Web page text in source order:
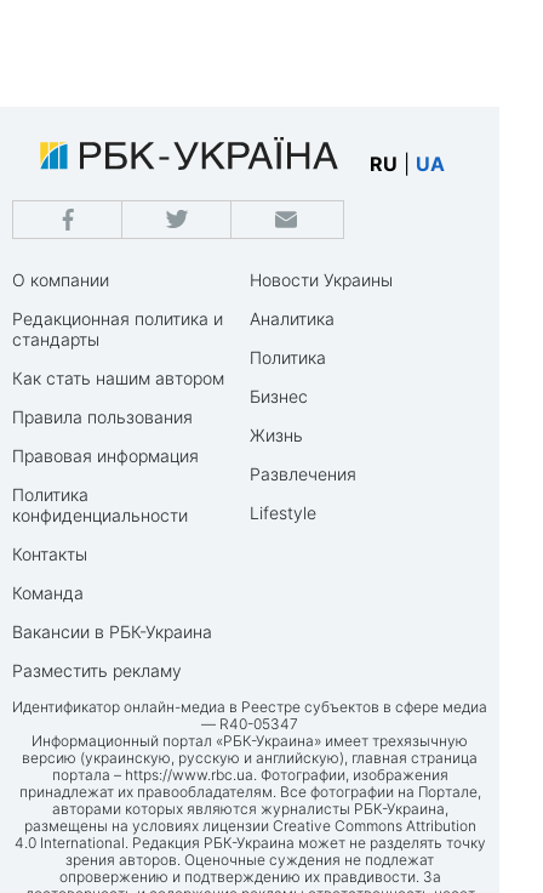
RU UA
О компании
Редакционная политика и
стандарты
Как стать нашим автором
Правила пользования
Правовая информация
Политика
конфиденциальности
Контакты
Команда
Вакансии в РБК-Украина
Разместить рекламу
Новости Украины
Аналитика
Политика
Бизнес
Жизнь
Развлечения
Lifestyle
Идентификатор онлайн-медиа в Реестре субъектов в сфере медиа
— R40-05347
Информационный портал «РБК-Украина» имеет трехязычную
версию (украинскую, русскую и английскую), главная страница
портала – https://www.rbc.ua. Фотографии, изображения
принадлежат их правообладателям. Все фотографии на Портале,
авторами которых являются журналисты РБК-Украина,
размещены на условиях лицензии Creative Commons Attribution
4.0 International. Редакция РБК-Украина может не разделять точку
зрения авторов. Оценочные суждения не подлежат
опровержению и подтверждению их правдивости. За